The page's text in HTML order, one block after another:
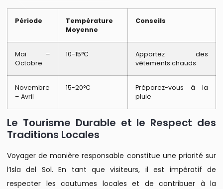
Période
Température
Moyenne
Conseils
Mai –
Octobre
10-15°C
Apportez des
vêtements chauds
Novembre
– Avril
15-20°C
Préparez-vous à la
pluie
Le Tourisme Durable et le Respect des
Traditions Locales
Voyager de manière responsable constitue une priorité sur
l’Isla del Sol. En tant que visiteurs, il est impératif de
respecter les coutumes locales et de contribuer à la